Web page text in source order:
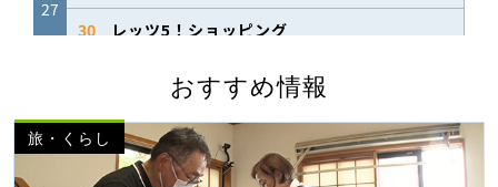
おすすめ情報
旅・くらし